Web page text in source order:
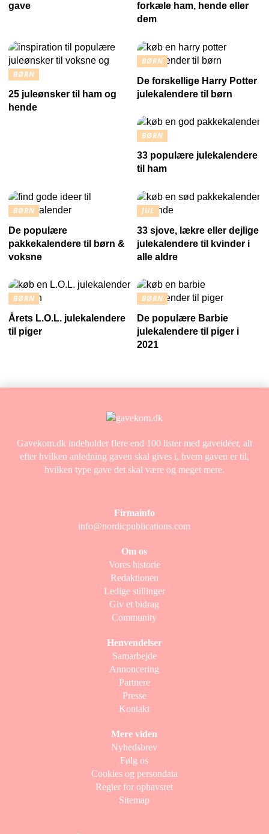
gave
forkæle ham, hende eller
dem
BØRN
25 juleønsker til ham og
hende
BØRN
De forskellige Harry Potter
julekalendere til børn
BØRN
33 populære julekalendere
til ham
BØRN
De populære
pakkekalendere til børn &
voksne
JUL
33 sjove, lækre eller dejlige
julekalendere til kvinder i
alle aldre
BØRN
Årets L.O.L. julekalendere
til piger
BØRN
De populære Barbie
julekalendere til piger i
2021
Gavekom.dk indeholder flere end 100 lister med gaveidéer, alt
efter hvilken anledning gaven skal gives i, hvem gaven er til,
hvilken type gave det skal være og meget mere.
Firmainfo
info@nordicpublications.com
Om os
Vores historie
Redaktionen
Ledige stillinger
Giv et bidrag
Community
Henvendelser
Samarbejde
Annoncering
Partnere
Presse
Kontakt
Mere viden
Nyhedsbrev
Følg os
Cookies og persondata
Regler for ophavsret
Sitemap